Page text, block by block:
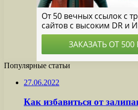
Популярные статьи
27.06.2022
Как избавиться от